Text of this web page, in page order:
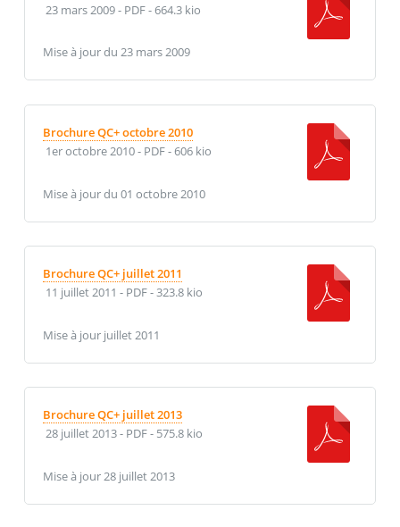
23 mars 2009- PDF-664.3 kio
Mise à jour du 23 mars 2009
Brochure QC+ octobre 2010
1er octobre 2010- PDF-606 kio
Mise à jour du 01 octobre 2010
Brochure QC+ juillet 2011
11 juillet 2011 - PDF-323.8 kio
Mise à jour juillet 2011
Brochure QC+ juillet 2013
28 juillet 2013- PDF- 575.8 kio
Mise à jour 28 juillet 2013